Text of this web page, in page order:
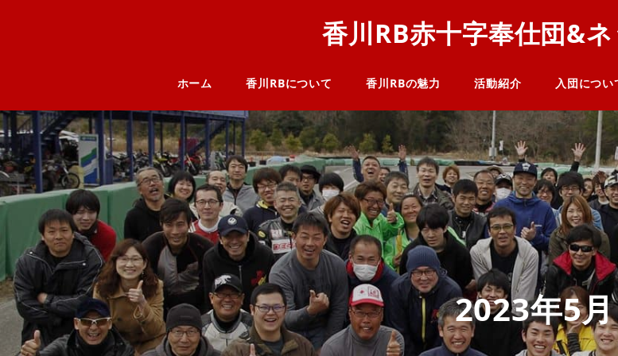
香川RB赤十字奉仕団&
ホーム 香川RBについて 香川RBの魅力 活動紹介 入団につい
2023年5月